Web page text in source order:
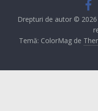
Drepturi de autor © 2026
Temă: ColorMag de